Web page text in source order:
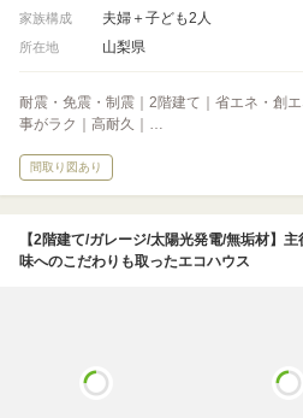
家族構成 夫婦＋子ども2人
所在地 山梨県
耐震・免震・制震｜2階建て｜省エネ・創
事がラク｜高耐久｜…
間取り図あり
【2階建て/ガレージ/太陽光発電/無垢材】
味へのこだわりも取ったエコハウス